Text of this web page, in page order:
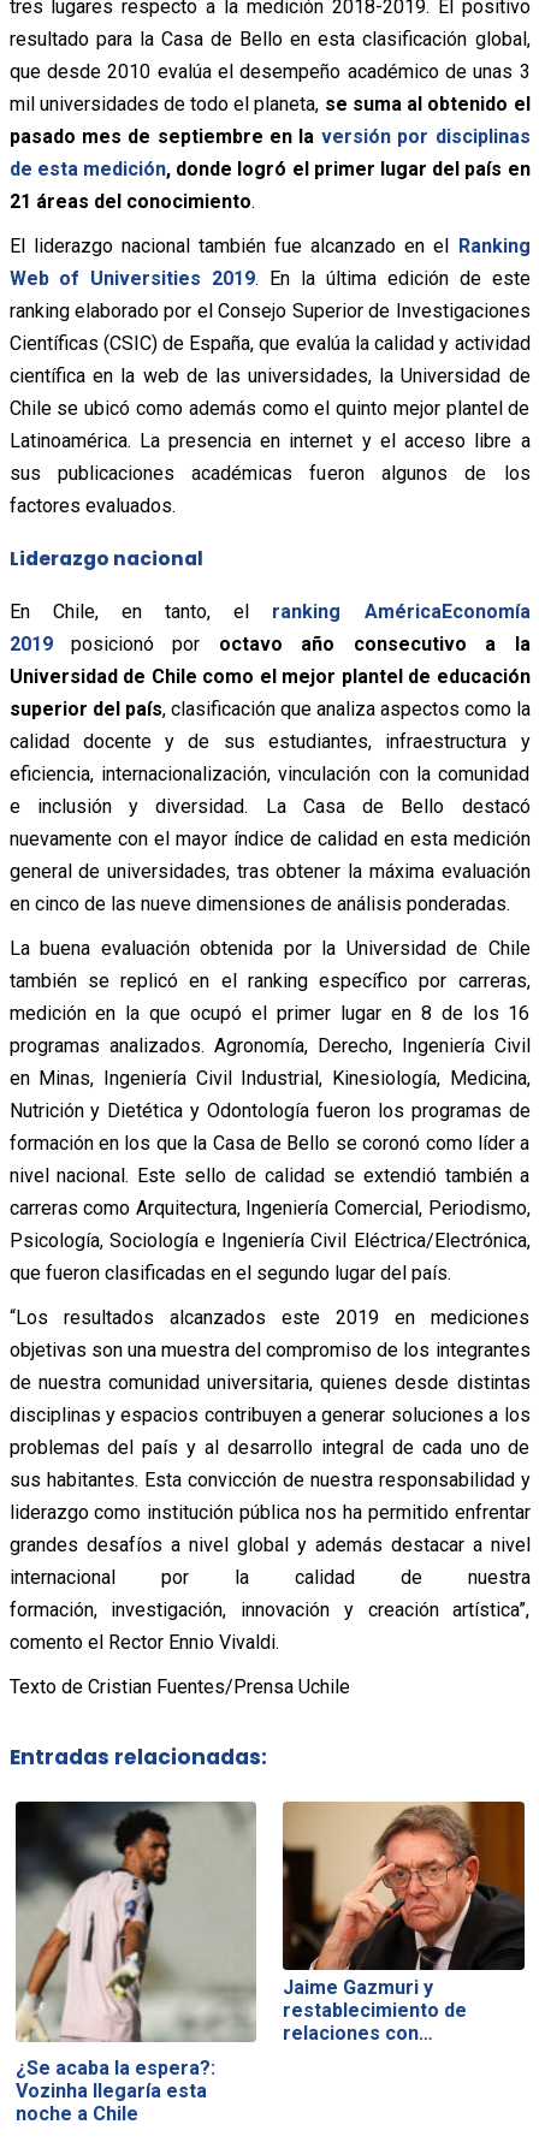
tres lugares respecto a la medición 2018-2019. El positivo
resultado para la Casa de Bello en esta clasificación global,
que desde 2010 evalúa el desempeño académico de unas 3
mil universidades de todo el planeta, se suma al obtenido el
pasado mes de septiembre en la versión por disciplinas
de esta medición, donde logró el primer lugar del país en
21 áreas del conocimiento.
El liderazgo nacional también fue alcanzado en el Ranking
Web of Universities 2019. En la última edición de este
ranking elaborado por el Consejo Superior de Investigaciones
Científicas (CSIC) de España, que evalúa la calidad y actividad
científica en la web de las universidades, la Universidad de
Chile se ubicó como además como el quinto mejor plantel de
Latinoamérica. La presencia en internet y el acceso libre a
sus publicaciones académicas fueron algunos de los
factores evaluados.
Liderazgo nacional
En Chile, en tanto, el ranking AméricaEconomía
2019posicionó por octavo año consecutivo a la
Universidad de Chile como el mejor plantel de educación
superior del país, clasificación que analiza aspectos como la
calidad docente y de sus estudiantes, infraestructura y
eficiencia, internacionalización, vinculación con la comunidad
e inclusión y diversidad. La Casa de Bello destacó
nuevamente con el mayor índice de calidad en esta medición
general de universidades, tras obtener la máxima evaluación
en cinco de las nueve dimensiones de análisis ponderadas.
La buena evaluación obtenida por la Universidad de Chile
también se replicó en el ranking específico por carreras,
medición en la que ocupó el primer lugar en 8 de los 16
programas analizados. Agronomía, Derecho, Ingeniería Civil
en Minas, Ingeniería Civil Industrial, Kinesiología, Medicina,
Nutrición y Dietética y Odontología fueron los programas de
formación en los que la Casa de Bello se coronó como líder a
nivel nacional. Este sello de calidad se extendió también a
carreras como Arquitectura, Ingeniería Comercial, Periodismo,
Psicología, Sociología e Ingeniería Civil Eléctrica/Electrónica,
que fueron clasificadas en el segundo lugar del país.
“Los resultados alcanzados este 2019 en mediciones
objetivas son una muestra del compromiso de los integrantes
de nuestra comunidad universitaria, quienes desde distintas
disciplinas y espacios contribuyen a generar soluciones a los
problemas del país y al desarrollo integral de cada uno de
sus habitantes. Esta convicción de nuestra responsabilidad y
liderazgo como institución pública nos ha permitido enfrentar
grandes desafíos a nivel global y además destacar a nivel
internacional por la calidad de nuestra
formación, investigación, innovación y creación artística”,
comento el Rector Ennio Vivaldi.
Texto de Cristian Fuentes/Prensa Uchile
Entradas relacionadas:
¿Se acaba la espera?:
Vozinha llegaría esta
noche a Chile
Jaime Gazmuri y
restablecimiento de
relaciones con…